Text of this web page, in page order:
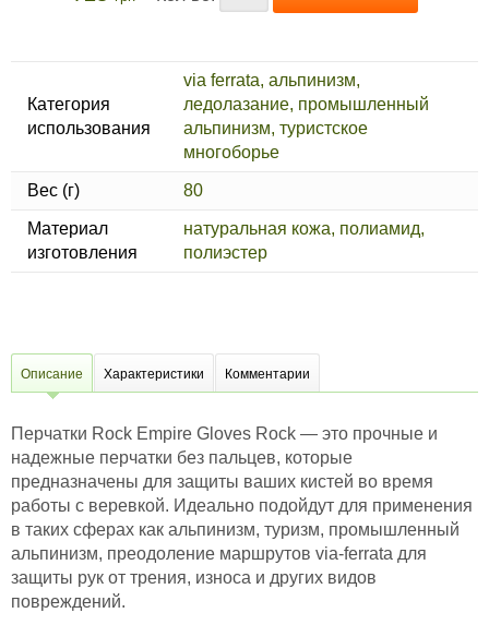
Категория
использования
via ferrata, альпинизм,
ледолазание, промышленный
альпинизм, туристское
многоборье
Вес (г) 80
Материал
изготовления
натуральная кожа, полиамид,
полиэстер
Описание Характеристики Комментарии
Перчатки Rock Empire Gloves Rock — это прочные и
надежные перчатки без пальцев, которые
предназначены для защиты ваших кистей во время
работы с веревкой. Идеально подойдут для применения
в таких сферах как альпинизм, туризм, промышленный
альпинизм, преодоление маршрутов via-ferrata для
защиты рук от трения, износа и других видов
повреждений.